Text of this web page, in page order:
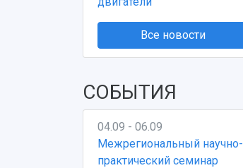
Все новости
СОБЫТИЯ
04.09 - 06.09
Межрегиональный научно-
практический семинар